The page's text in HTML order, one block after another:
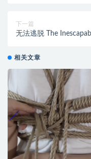
下一篇
无法逃脱 The
相关文章